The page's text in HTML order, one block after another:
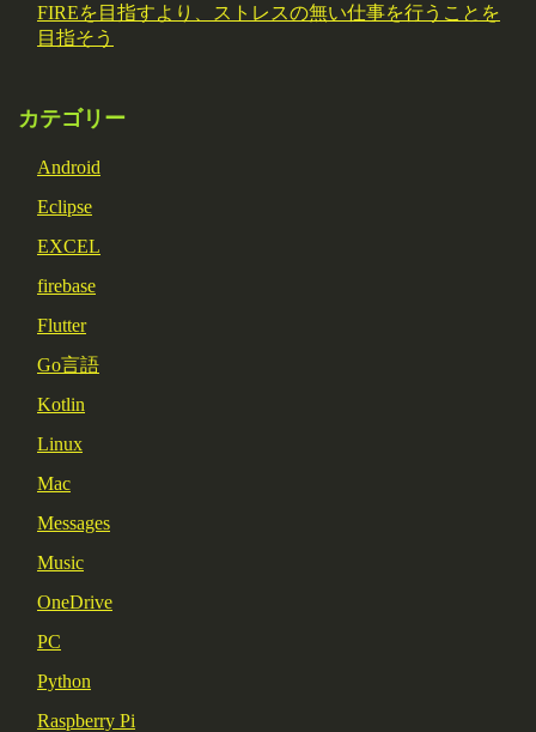
FIREを目指すより、ストレスの無い仕事を行うことを
目指そう
カテゴリー
Android
Eclipse
EXCEL
firebase
Flutter
Go言語
Kotlin
Linux
Mac
Messages
Music
OneDrive
PC
Python
Raspberry Pi